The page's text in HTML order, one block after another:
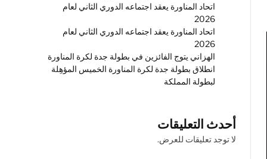
اتحاد المناورة يعقد اجتماعه الدوري الثاني لعام
2026
اتحاد المناورة يعقد اجتماعه الدوري الثاني لعام
2026
الهزاني يتوج الفائزين في بطولة جدة لكرة المناورة
انطلاق بطولة جدة لكرة المناورة الخميس المؤهِلة
لبطولة المملكة
أحدث التعليقات
لا توجد تعليقات للعرض.